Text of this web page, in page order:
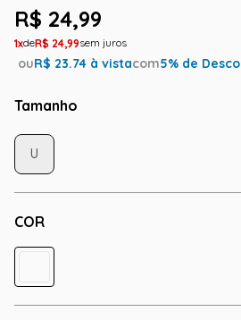
R$ 24,99
1 R$ 24,99
ouR$ 23.74 à vistacom5% de
Tamanho
COR
U